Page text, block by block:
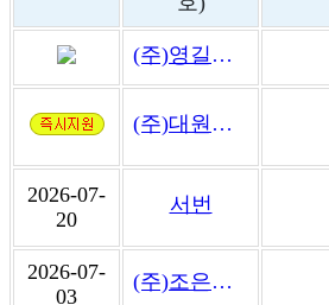
(주)영길토건
(주)대원기공
2026-07-
20
서번
2026-07-
03
(주)조은에너지